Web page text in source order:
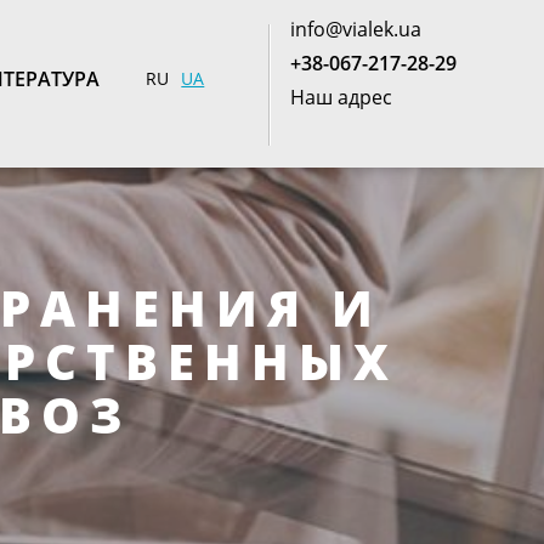
RU UA
info@vialek.ua
+38-067-217-28-29
Наш адрес
И